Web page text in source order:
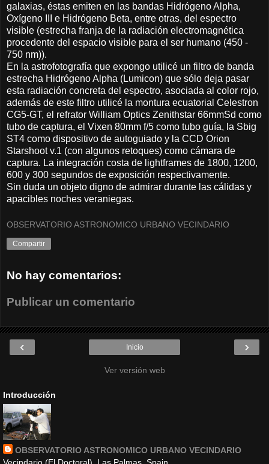
galaxias, éstas emiten en las bandas Hidrógeno Alpha,
Oxígeno III e Hidrógeno Beta, entre otras, del espectro
visible (estrecha franja de la radiación electromagnética
procedente del espacio visible para el ser humano (450 -
750 nm)).
En la astrofotografía que expongo utilicé un filtro de banda
estrecha Hidrógeno Alpha (Lumicon) que sólo deja pasar
esta radiación concreta del espectro, asociada al color rojo,
además de este filtro utilicé la montura ecuatorial Celestron
CG5-GT, el refrator William Optics Zenithstar 66mmSd como
tubo de captura, el Vixen 80mm f/5 como tubo guía, la Sbig
ST4 como dispositivo de autoguiado y la CCD Orion
Starshoot v.1 (con algunos retoques) como cámara de
captura. La integración costa de lightframes de 1800, 1200,
600 y 300 segundos de exposición respectivamente.
Sin duda un objeto digno de admirar durante las cálidas y
apacibles noches veraniegas.
OBSERVATORIO ASTRONOMICO URBANO VECINDARIO
Compartir
No hay comentarios:
Publicar un comentario
‹ ›
Inicio
Ver versión web
Introducción
OBSERVATORIO ASTRONOMICO URBANO VECINDARIO